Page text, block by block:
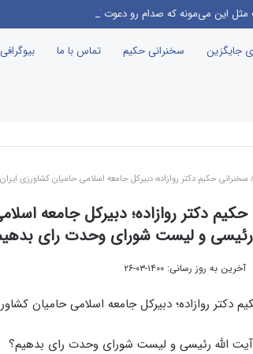
این می‌مونه که صدام رو دعوت کنن راهیان نور!
جایگزین سخنرانی حکیم تماس با ما
/ سخنرانی حکیم دکتر روازاده؛ دبیرکل جامعه اسلامی حامیان کشاورزی
دکتر روازاده؛ دبیرکل جامعه
رئیسی و لیست شورای وحدت رای
آخرین به روز رسانی: ۱۴۰۰-۰۳-۲۶
دکتر روازاده؛ دبیرکل جامعه اسلامی حامیان
آیت الله رئیسی و لیست شورای وحدت رای بدهیم؟